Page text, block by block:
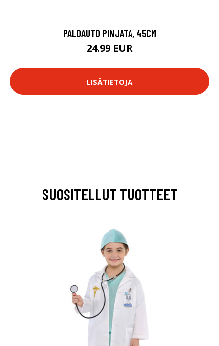
PALOAUTO PINJATA, 45CM
24.99 EUR
LISÄTIETOJA
SUOSITELLUT TUOTTEET